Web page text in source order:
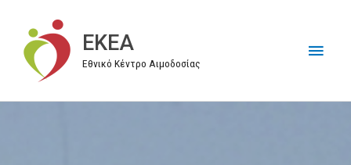
περιεχόμενο
EKEA
Εθνικό Κέντρο Αιμοδοσίας